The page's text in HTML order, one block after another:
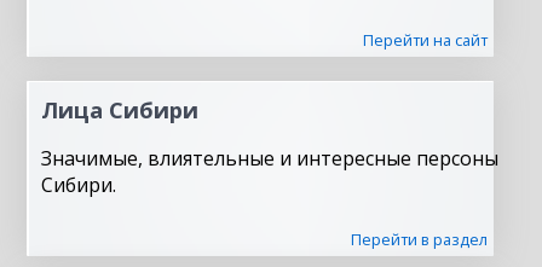
Перейти на сайт
Лица Сибири
Значимые, влиятельные и интересные персоны
Сибири.
Перейти в раздел